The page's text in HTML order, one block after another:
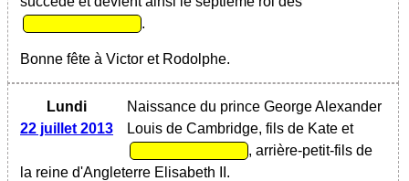
.
Bonne fête à Victor et Rodolphe.
Lundi
22 juillet 2013
Naissance du prince George Alexander
Louis de Cambridge, fils de Kate et
, arrière-petit-fils de
la reine d'Angleterre Elisabeth II.